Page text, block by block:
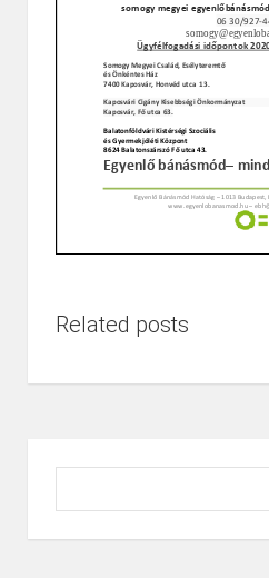
Related posts